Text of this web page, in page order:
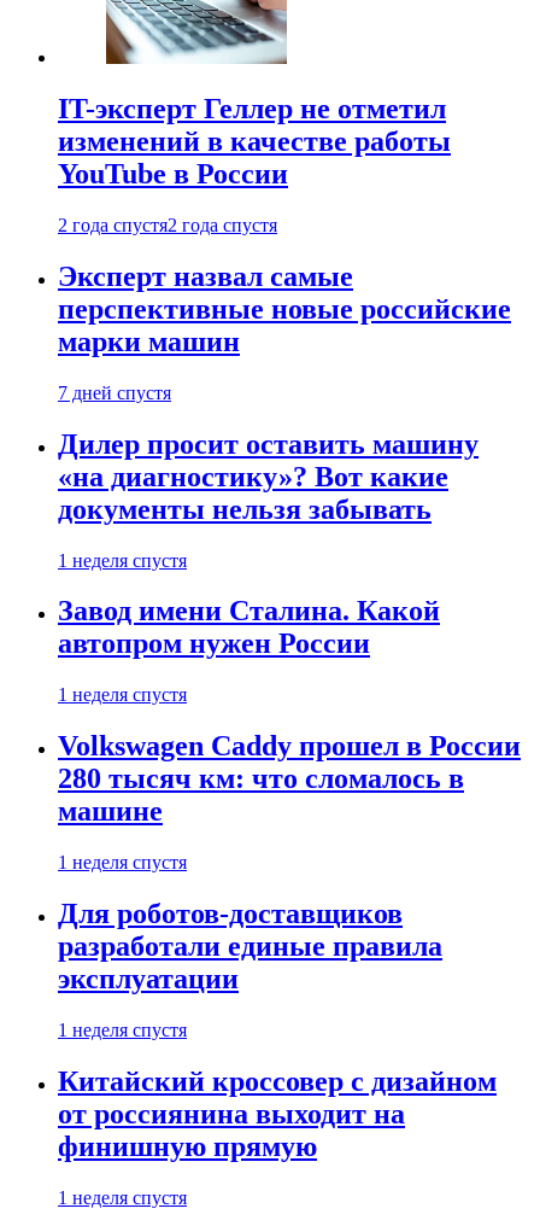
IT-эксперт Геллер не отметил
изменений в качестве работы
YouTube в России
2 года спустя2 года спустя
Эксперт назвал самые
перспективные новые российские
марки машин
7 дней спустя
Дилер просит оставить машину
«на диагностику»? Вот какие
документы нельзя забывать
1 неделя спустя
Завод имени Сталина. Какой
автопром нужен России
1 неделя спустя
Volkswagen Caddy прошел в России
280 тысяч км: что сломалось в
машине
1 неделя спустя
Для роботов-доставщиков
разработали единые правила
эксплуатации
1 неделя спустя
Китайский кроссовер с дизайном
от россиянина выходит на
финишную прямую
1 неделя спустя